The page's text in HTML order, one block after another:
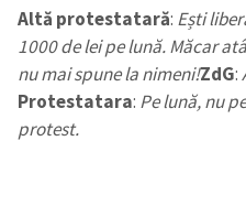
Altă protestatară: Ești
1000 de lei pe lună. Măcar
nu mai spune la nimeni!ZdG:
Protestatara: Pe lună, nu
protest.